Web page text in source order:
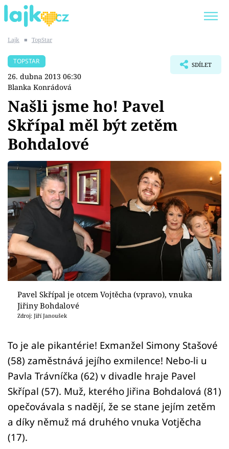
SHOPAHOLICADEL
Témata
Showbyznys
Youtubeři
Virály
Sex a vztahy
Videa
Sledujte prima+
Přihlášení
Sledujte nás
Lajk ■ TopStar
TOPSTAR
26. dubna 2013 06:30
Blanka Konrádová
SDÍLET
Našli jsme ho! Pavel
Skřípal měl být zetěm
Bohdalové
Pavel Skřípal je otcem Vojtěcha (vpravo), vnuka
Jiřiny Bohdalové
Zdroj: Jiří Janoušek
To je ale pikantérie! Exmanžel Simony Stašové
(58) zaměstnává jejího exmilence! Nebo-li u
Pavla Trávníčka (62) v divadle hraje Pavel
Skřípal (57). Muž, kterého Jiřina Bohdalová (81)
opečovávala s nadějí, že se stane jejím zetěm
a díky němuž má druhého vnuka Votjěcha
(17).